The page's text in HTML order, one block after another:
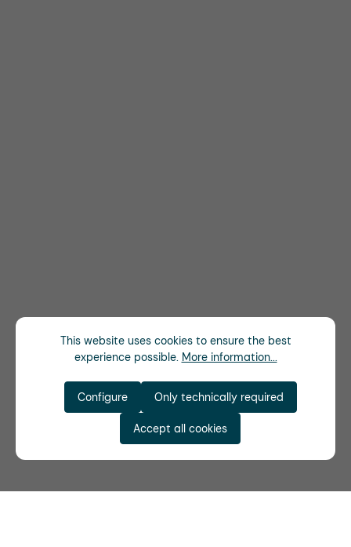
This website uses cookies to ensure the best
experience possible. More information...
Only technically required
Configure
Accept all cookies